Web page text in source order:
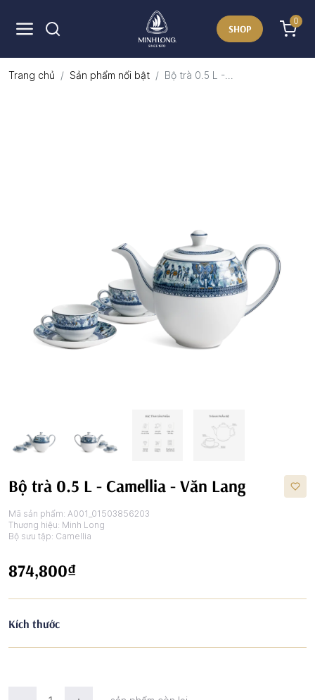
SHOP
0
Trang chủ Sản phẩm nổi bật Bộ trà 0.5 L -...
Bộ trà 0.5 L - Camellia - Văn Lang
Mã sản phẩm: A001_01503856203
Thương hiệu: Minh Long
Bộ sưu tập: Camellia
874,800₫
Kích thước